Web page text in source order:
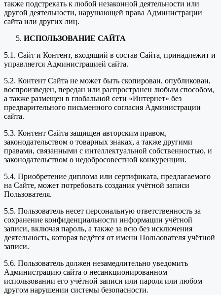
также подстрекать к любой незаконной деятельности или
другой деятельности, нарушающей права Администрации
сайта или других лиц.
ИСПОЛЬЗОВАНИЕ САЙТА
5.1. Сайт и Контент, входящий в состав Сайта, принадлежит и
управляется Администрацией сайта.
5.2. Контент Сайта не может быть скопирован, опубликован,
воспроизведен, передан или распространен любым способом,
а также размещен в глобальной сети «Интернет» без
предварительного письменного согласия Администрации
сайта.
5.3. Контент Сайта защищен авторским правом,
законодательством о товарных знаках, а также другими
правами, связанными с интеллектуальной собственностью, и
законодательством о недобросовестной конкуренции.
5.4. Приобретение диплома или сертификата, предлагаемого
на Сайте, может потребовать создания учётной записи
Пользователя.
5.5. Пользователь несет персональную ответственность за
сохранение конфиденциальности информации учётной
записи, включая пароль, а также за всю без исключения
деятельность, которая ведётся от имени Пользователя учётной
записи.
5.6. Пользователь должен незамедлительно уведомить
Администрацию сайта о несанкционированном
использовании его учётной записи или пароля или любом
другом нарушении системы безопасности.